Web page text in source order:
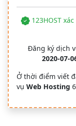
123HOST
Đăng ký dịch
2020-07-
Ở thời điểm viết
vụ Web Hosting